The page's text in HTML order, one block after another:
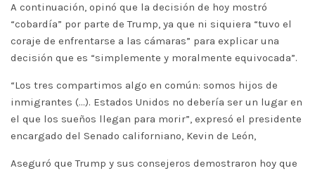
A continuación, opinó que la decisión de hoy mostró
“cobardía” por parte de Trump, ya que ni siquiera “tuvo el
coraje de enfrentarse a las cámaras” para explicar una
decisión que es “simplemente y moralmente equivocada”.
“Los tres compartimos algo en común: somos hijos de
inmigrantes (…). Estados Unidos no debería ser un lugar en
el que los sueños llegan para morir”, expresó el presidente
encargado del Senado californiano, Kevin de León,
Aseguró que Trump y sus consejeros demostraron hoy que